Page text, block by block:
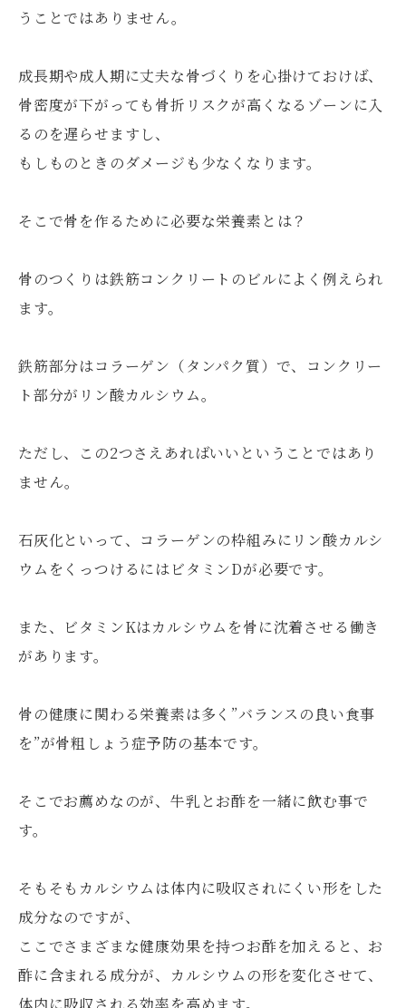
うことではありません。
成長期や成人期に丈夫な骨づくりを心掛けておけば、
骨密度が下がっても骨折リスクが高くなるゾーンに入
るのを遅らせますし、
もしものときのダメージも少なくなります。
そこで骨を作るために必要な栄養素とは？
骨のつくりは鉄筋コンクリートのビルによく例えられ
ます。
鉄筋部分はコラーゲン（タンパク質）で、コンクリー
ト部分がリン酸カルシウム。
ただし、この2つさえあればいいということではあり
ません。
石灰化といって、コラーゲンの枠組みにリン酸カルシ
ウムをくっつけるにはビタミンDが必要です。
また、ビタミンKはカルシウムを骨に沈着させる働き
があります。
骨の健康に関わる栄養素は多く”バランスの良い食事
を”が骨粗しょう症予防の基本です。
そこでお薦めなのが、牛乳とお酢を一緒に飲む事で
す。
そもそもカルシウムは体内に吸収されにくい形をした
成分なのですが、
ここでさまざまな健康効果を持つお酢を加えると、お
酢に含まれる成分が、カルシウムの形を変化させて、